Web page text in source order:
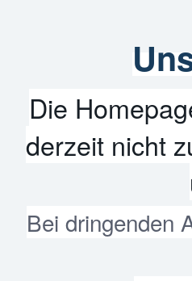
Die
derzeit nicht
Bei dringenden